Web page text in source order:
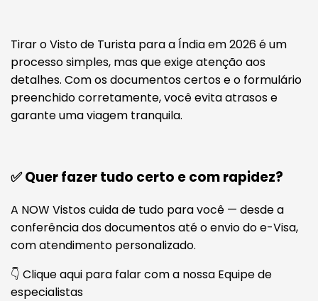
Tirar o Visto de Turista para a Índia em 2026 é um
processo simples, mas que exige atenção aos
detalhes. Com os documentos certos e o formulário
preenchido corretamente, você evita atrasos e
garante uma viagem tranquila.
✅ Quer fazer tudo certo e com rapidez?
A NOW Vistos cuida de tudo para você — desde a
conferência dos documentos até o envio do e-Visa,
com atendimento personalizado.
👇 Clique aqui para falar com a nossa Equipe de
especialistas